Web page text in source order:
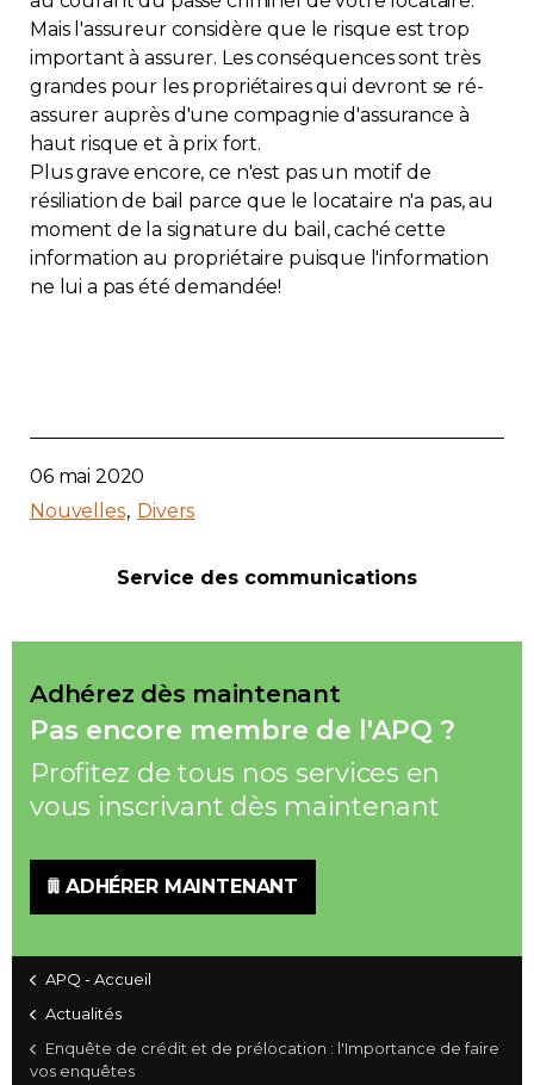
Mais l'assureur considère que le risque est trop
important à assurer. Les conséquences sont très
grandes pour les propriétaires qui devront se ré-
assurer auprès d'une compagnie d'assurance à
haut risque et à prix fort.
Plus grave encore, ce n'est pas un motif de
résiliation de bail parce que le locataire n'a pas, au
moment de la signature du bail, caché cette
information au propriétaire puisque l'information
ne lui a pas été demandée!
06 mai 2020
Nouvelles Divers
Service des communications
Adhérez dès maintenant
Pas encore membre de l'APQ ?
Profitez de tous nos services en
vous inscrivant dès maintenant
ADHÉRER MAINTENANT
APQ - Accueil
Actualités
Enquête de crédit et de prélocation : l'Importance de faire
vos enquêtes